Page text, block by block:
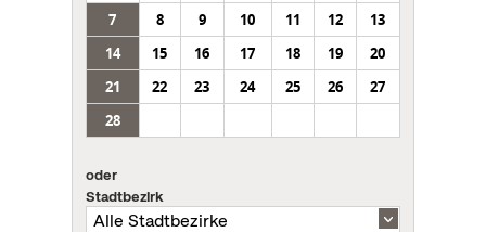
7
8 9 10 11 12
13
14
15 16 17 18 19
20
21
22 23 24 25 26
27
28
oder
Stadtbezirk